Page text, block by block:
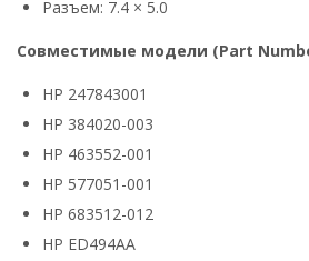
Разъем: 7.4 × 5.0
Совместимые модели (Part
HP 247843001
HP 384020-003
HP 463552-001
HP 577051-001
HP 683512-012
HP ED494AA